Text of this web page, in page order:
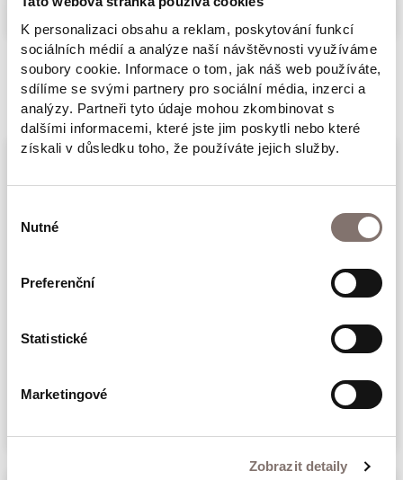
K personalizaci obsahu a reklam, poskytování funkcí
sociálních médií a analýze naší návštěvnosti využíváme
soubory cookie. Informace o tom, jak náš web používáte,
sdílíme se svými partnery pro sociální média, inzerci a
analýzy. Partneři tyto údaje mohou zkombinovat s
dalšími informacemi, které jste jim poskytli nebo které
získali v důsledku toho, že používáte jejich služby.
souhlasu
Nutné
Preferenční
Statistické
Marketingové
Zobrazit detaily
pseudolékařských pokusech, ale i jejich
motivace – snaží se zjistit, co je přimělo k
flagrantnímu porušování Hippokratovy
přísahy. Druhá část je věnována
deportovaným lékařům, sleduje jejich cestu
od transportu po působení v táboře. Mnozí z
zóna“: popisuje, jak byli někteří lékaři
zrůdných pokusech. Upozorňuje, že se mezi
spolupracovníci.
Související produkty
Byla jsem doktorkou v Osvětimi -
339 Kč